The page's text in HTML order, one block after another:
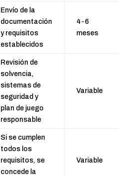
Envío de la
documentación
y requisitos
establecidos
4-6
meses
Revisión de
solvencia,
sistemas de
seguridad y
plan de juego
responsable
Variable
Si se cumplen
todos los
requisitos, se
concede la
Variable